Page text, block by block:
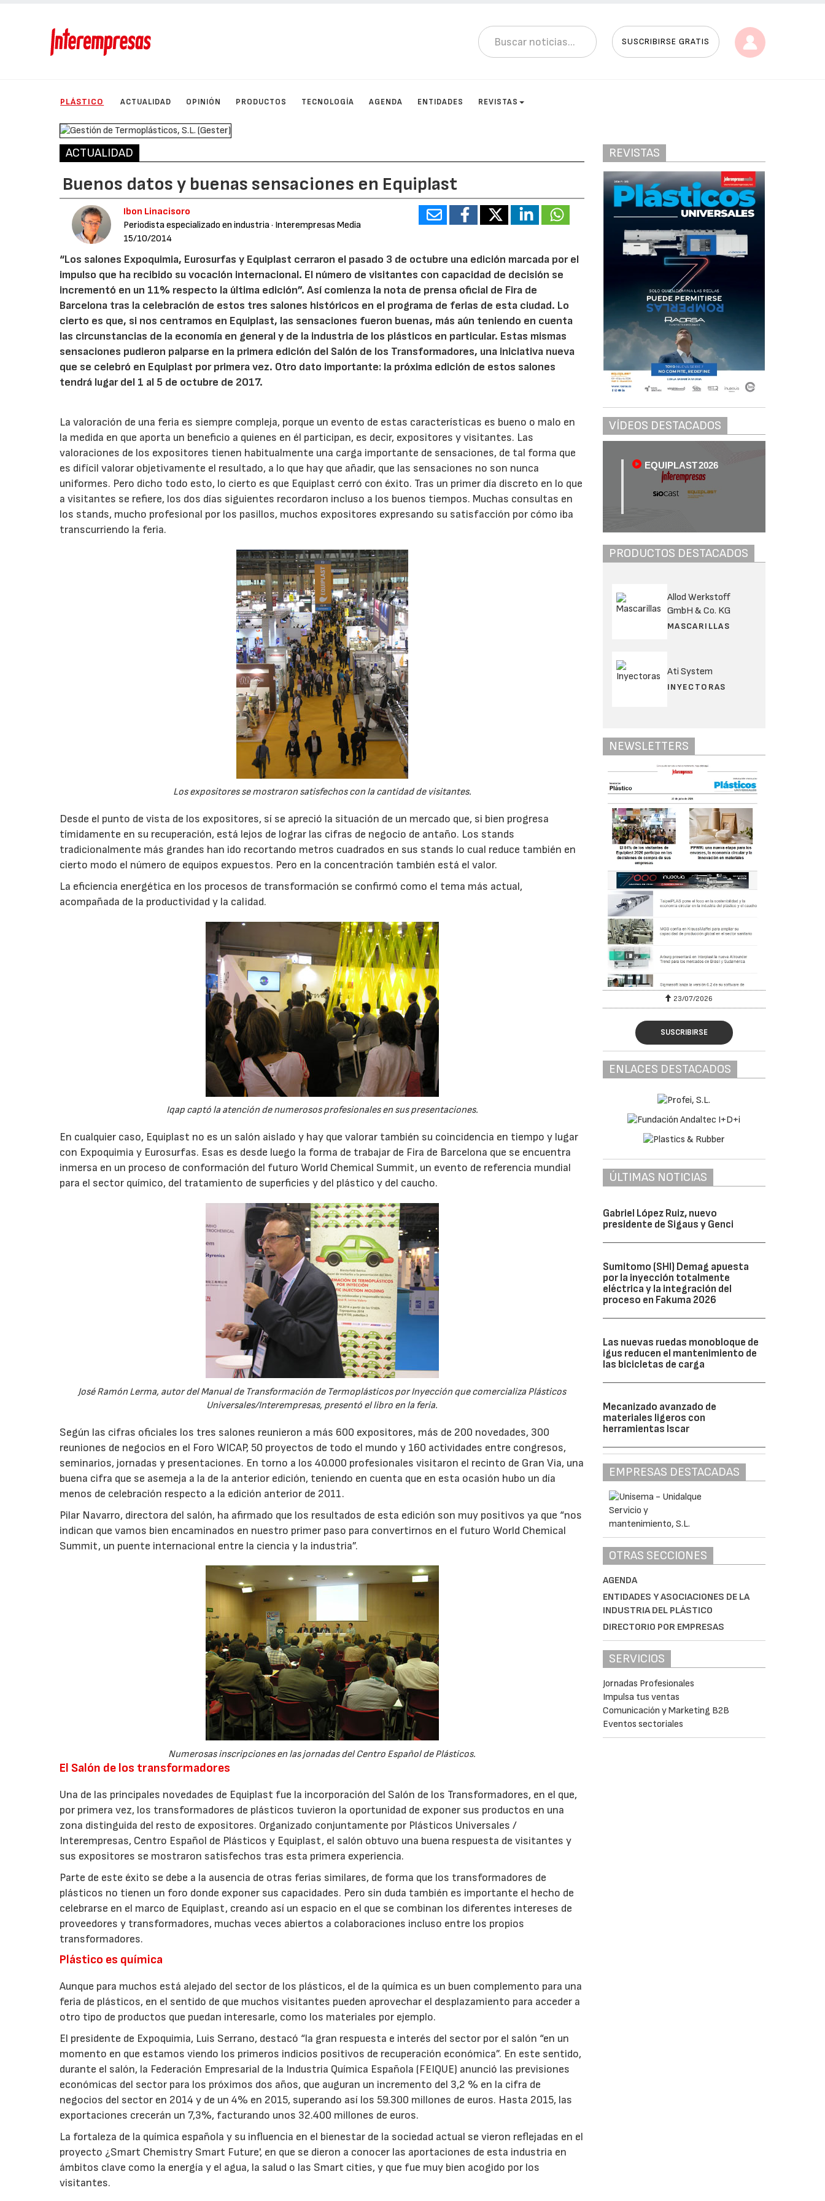
SUSCRIBIRSE GRATIS
PLÁSTICO ACTUALIDAD OPINIÓN PRODUCTOS TECNOLOGÍA AGENDA ENTIDADES REVISTAS
ACTUALIDAD
Buenos datos y buenas sensaciones en Equiplast
Ibon Linacisoro
Periodista especializado en industria· Interempresas Media
15/10/2014
“Los salones Expoquimia, Eurosurfas y Equiplast cerraron el pasado 3 de octubre una edición marcada por el
impulso que ha recibido su vocación internacional. El número de visitantes con capacidad de decisión se
incrementó en un 11% respecto la última edición”. Así comienza la nota de prensa oficial de Fira de
Barcelona tras la celebración de estos tres salones históricos en el programa de ferias de esta ciudad. Lo
cierto es que, si nos centramos en Equiplast, las sensaciones fueron buenas, más aún teniendo en cuenta
las circunstancias de la economía en general y de la industria de los plásticos en particular. Estas mismas
sensaciones pudieron palparse en la primera edición del Salón de los Transformadores, una iniciativa nueva
que se celebró en Equiplast por primera vez. Otro dato importante: la próxima edición de estos salones
tendrá lugar del 1 al 5 de octubre de 2017.
La valoración de una feria es siempre compleja, porque un evento de estas características es bueno o malo en
la medida en que aporta un beneficio a quienes en él participan, es decir, expositores y visitantes. Las
valoraciones de los expositores tienen habitualmente una carga importante de sensaciones, de tal forma que
es difícil valorar objetivamente el resultado, a lo que hay que añadir, que las sensaciones no son nunca
uniformes. Pero dicho todo esto, lo cierto es que Equiplast cerró con éxito. Tras un primer día discreto en lo que
a visitantes se refiere, los dos días siguientes recordaron incluso a los buenos tiempos. Muchas consultas en
los stands, mucho profesional por los pasillos, muchos expositores expresando su satisfacción por cómo iba
transcurriendo la feria.
Los expositores se mostraron satisfechos con la cantidad de visitantes.
Desde el punto de vista de los expositores, sí se apreció la situación de un mercado que, si bien progresa
tímidamente en su recuperación, está lejos de lograr las cifras de negocio de antaño. Los stands
tradicionalmente más grandes han ido recortando metros cuadrados en sus stands lo cual reduce también en
cierto modo el número de equipos expuestos. Pero en la concentración también está el valor.
La eficiencia energética en los procesos de transformación se confirmó como el tema más actual,
acompañada de la productividad y la calidad.
Iqap captó la atención de numerosos profesionales en sus presentaciones.
En cualquier caso, Equiplast no es un salón aislado y hay que valorar también su coincidencia en tiempo y lugar
con Expoquimia y Eurosurfas. Esas es desde luego la forma de trabajar de Fira de Barcelona que se encuentra
inmersa en un proceso de conformación del futuro World Chemical Summit, un evento de referencia mundial
para el sector químico, del tratamiento de superficies y del plástico y del caucho.
José Ramón Lerma, autor del Manual de Transformación de Termoplásticos por Inyección que comercializa Plásticos
Universales/Interempresas, presentó el libro en la feria.
Según las cifras oficiales los tres salones reunieron a más 600 expositores, más de 200 novedades, 300
reuniones de negocios en el Foro WICAP, 50 proyectos de todo el mundo y 160 actividades entre congresos,
seminarios, jornadas y presentaciones. En torno a los 40.000 profesionales visitaron el recinto de Gran Via, una
buena cifra que se asemeja a la de la anterior edición, teniendo en cuenta que en esta ocasión hubo un día
menos de celebración respecto a la edición anterior de 2011.
Pilar Navarro, directora del salón, ha afirmado que los resultados de esta edición son muy positivos ya que “nos
indican que vamos bien encaminados en nuestro primer paso para convertirnos en el futuro World Chemical
Summit, un puente internacional entre la ciencia y la industria”.
Numerosas inscripciones en las jornadas del Centro Español de Plásticos.
El Salón de los transformadores
Una de las principales novedades de Equiplast fue la incorporación del Salón de los Transformadores, en el que,
por primera vez, los transformadores de plásticos tuvieron la oportunidad de exponer sus productos en una
zona distinguida del resto de expositores. Organizado conjuntamente por Plásticos Universales /
Interempresas, Centro Español de Plásticos y Equiplast, el salón obtuvo una buena respuesta de visitantes y
sus expositores se mostraron satisfechos tras esta primera experiencia.
Parte de este éxito se debe a la ausencia de otras ferias similares, de forma que los transformadores de
plásticos no tienen un foro donde exponer sus capacidades. Pero sin duda también es importante el hecho de
celebrarse en el marco de Equiplast, creando así un espacio en el que se combinan los diferentes intereses de
proveedores y transformadores, muchas veces abiertos a colaboraciones incluso entre los propios
transformadores.
Plástico es química
Aunque para muchos está alejado del sector de los plásticos, el de la química es un buen complemento para una
feria de plásticos, en el sentido de que muchos visitantes pueden aprovechar el desplazamiento para acceder a
otro tipo de productos que puedan interesarle, como los materiales por ejemplo.
El presidente de Expoquimia, Luis Serrano, destacó “la gran respuesta e interés del sector por el salón “en un
momento en que estamos viendo los primeros indicios positivos de recuperación económica”. En este sentido,
durante el salón, la Federación Empresarial de la Industria Química Española (FEIQUE) anunció las previsiones
económicas del sector para los próximos dos años, que auguran un incremento del 3,2 % en la cifra de
negocios del sector en 2014 y de un 4% en 2015, superando así los 59.300 millones de euros. Hasta 2015, las
exportaciones crecerán un 7,3%, facturando unos 32.400 millones de euros.
La fortaleza de la química española y su influencia en el bienestar de la sociedad actual se vieron reflejadas en el
proyecto ¿Smart Chemistry Smart Future', en que se dieron a conocer las aportaciones de esta industria en
ámbitos clave como la energía y el agua, la salud o las Smart cities, y que fue muy bien acogido por los
visitantes.
REVISTAS
VÍDEOS DESTACADOS
EQUIPLAST 2026
PRODUCTOS DESTACADOS
Allod Werkstoff
GmbH & Co. KG
MASCARILLAS
Ati System
INYECTORAS
NEWSLETTERS
23/07/2026 23/07/2026
SUSCRIBIRSE
ENLACES DESTACADOS
ÚLTIMAS NOTICIAS
Gabriel López Ruiz, nuevo
presidente de Sigaus y Genci
Sumitomo (SHI) Demag apuesta
por la inyección totalmente
eléctrica y la integración del
proceso en Fakuma 2026
Las nuevas ruedas monobloque de
igus reducen el mantenimiento de
las bicicletas de carga
Mecanizado avanzado de
materiales ligeros con
herramientas Iscar
EMPRESAS DESTACADAS
OTRAS SECCIONES
AGENDA
ENTIDADES Y ASOCIACIONES DE LA
INDUSTRIA DEL PLÁSTICO
DIRECTORIO POR EMPRESAS
SERVICIOS
Jornadas Profesionales
Impulsa tus ventas
Comunicación y Marketing B2B
Eventos sectoriales